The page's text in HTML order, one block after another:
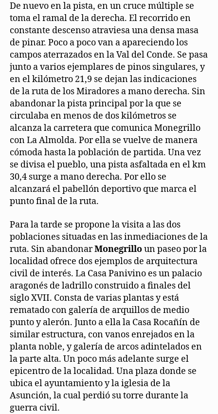
De nuevo en la pista, en un cruce múltiple se
toma el ramal de la derecha. El recorrido en
constante descenso atraviesa una densa masa
de pinar. Poco a poco van a apareciendo los
campos aterrazados en la Val del Conde. Se pasa
junto a varios ejemplares de pinos singulares, y
en el kilómetro 21,9 se dejan las indicaciones
de la ruta de los Miradores a mano derecha. Sin
abandonar la pista principal por la que se
circulaba en menos de dos kilómetros se
alcanza la carretera que comunica Monegrillo
con La Almolda. Por ella se vuelve de manera
cómoda hasta la población de partida. Una vez
se divisa el pueblo, una pista asfaltada en el km
30,4 surge a mano derecha. Por ello se
alcanzará el pabellón deportivo que marca el
punto final de la ruta.
Para la tarde se propone la visita a las dos
poblaciones situadas en las inmediaciones de la
ruta. Sin abandonarMonegrilloun paseo por la
localidad ofrece dos ejemplos de arquitectura
civil de interés. La Casa Panivino es un palacio
aragonés de ladrillo construido a finales del
siglo XVII. Consta de varias plantas y está
rematado con galería de arquillos de medio
punto y alerón. Junto a ella la Casa Rocañín de
similar estructura, con vanos enrejados en la
planta noble, y galería de arcos adintelados en
la parte alta. Un poco más adelante surge el
epicentro de la localidad. Una plaza donde se
ubica el ayuntamiento y la iglesia de la
Asunción, la cual perdió su torre durante la
guerra civil.